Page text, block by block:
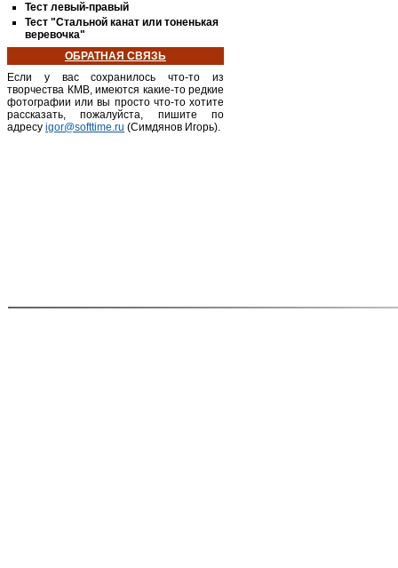
Тест левый-правый
Тест "Стальной канат или тоненькая
веревочка"
ОБРАТНАЯ СВЯЗЬ
Если у вас сохранилось что-то из
творчества КМВ, имеются какие-то редкие
фотографии или вы просто что-то хотите
рассказать, пожалуйста, пишите по
адресу igor@softtime.ru (Симдянов Игорь).